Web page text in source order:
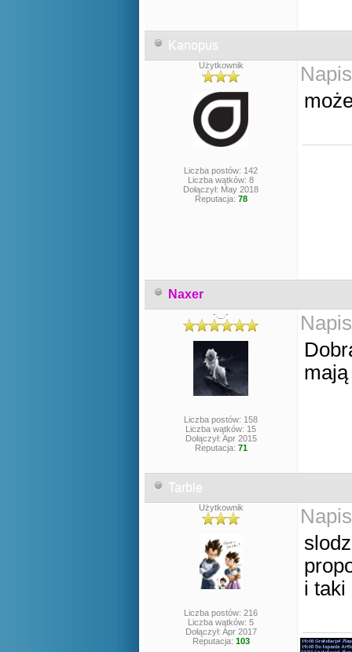
Kanopus
Użytkownik
Liczba postów: 142
Liczba wątków: 8
Dołączył: May 2018
Reputacja: 78
Naxer
-._.-
Liczba postów: 158
Liczba wątków: 15
Dołączył: Apr 2015
Reputacja: 71
Tarble
Użytkownik
Liczba postów: 216
Liczba wątków: 5
Dołączył: Apr 2017
Reputacja: 103
i taki